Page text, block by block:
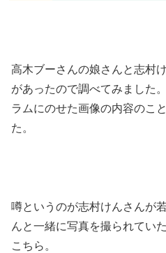
高木ブーさんの娘さんと志村
があったので調べてみました
ラムにのせた画像の内容のこ
た。
噂というのが志村けんさんが
んと一緒に写真を撮られてい
こちら。